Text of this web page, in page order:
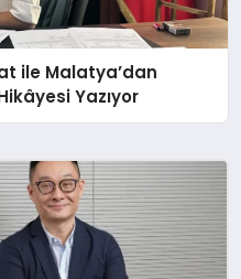
ile Malatya’dan
Yazıyor